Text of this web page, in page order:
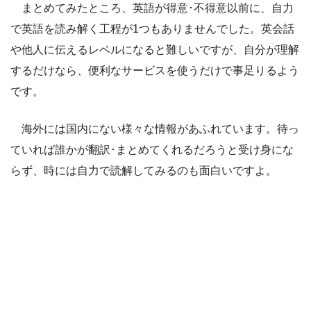
まとめてみたところ、英語が得意･不得意以前に、自力
で英語を読み解く工程が1つもありませんでした。英会話
や他人に伝えるレベルになると難しいですが、自分が理解
するだけなら、便利なサービスを使うだけで事足りるよう
です。
海外には国内にない様々な情報があふれています。待っ
ていれば誰かが翻訳･まとめてくれるだろうと受け身にな
らず、時には自力で読解してみるのも面白いですよ。